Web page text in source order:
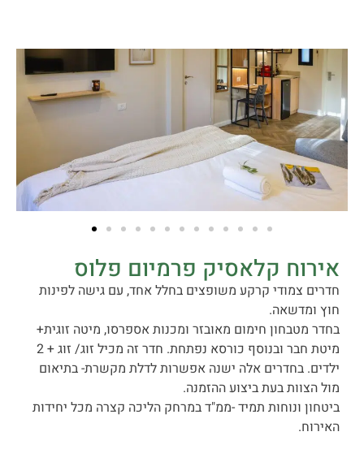
אירוח קלאסיק פרמיום פלוס
חדרים צמודי קרקע משופצים בחלל אחד, עם גישה לפינות
חוץ ומדשאה.
בחדר מטבחון חימום מאובזר ומכנות אספרסו, מיטה זוגית+
מיטת חבר ובנוסף כורסא נפתחת. חדר זה מכיל זוג/ זוג + 2
ילדים. בחדרים אלה ישנה אפשרות לדלת מקשרת- בתיאום
מול הצוות בעת ביצוע ההזמנה.
ביטחון ונוחות תמיד -ממ"ד במרחק הליכה קצרה מכל יחידות
האירוח.